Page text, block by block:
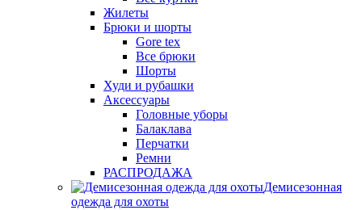
Жилеты
Брюки и шорты
Gore tex
Все брюки
Шорты
Худи и рубашки
Аксессуары
Головные уборы
Балаклава
Перчатки
Ремни
РАСПРОДАЖА
Демисезонная
одежда для охоты